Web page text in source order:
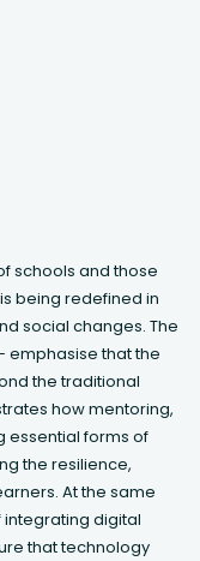
się w nowej karcie
się w nowej karcie
schools and those
being redefined in
social changes. The
emphasise that the
the traditional
how mentoring,
essential forms of
the resilience,
At the same
digital
that technology